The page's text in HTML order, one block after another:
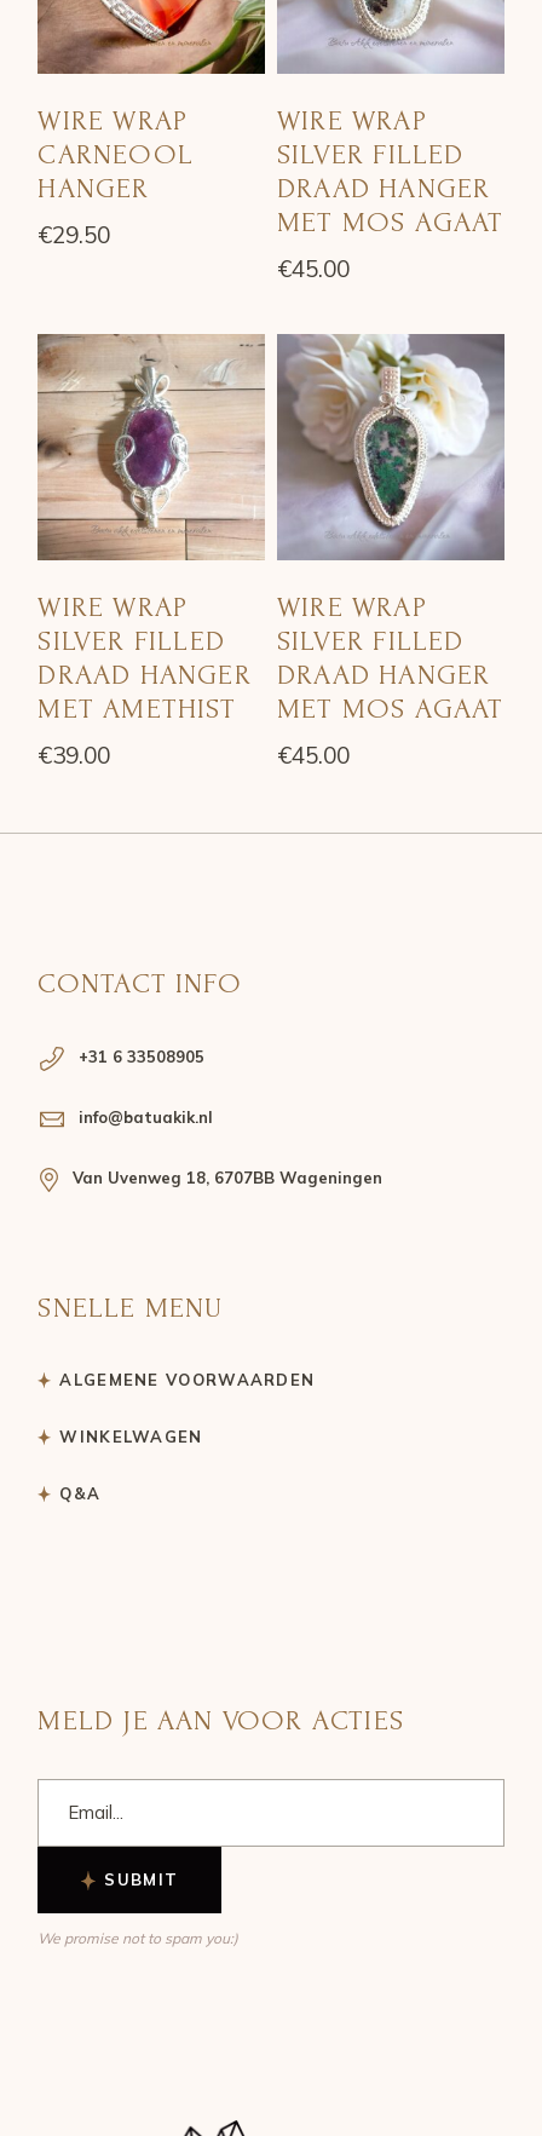
WIRE WRAP
CARNEOOL
HANGER
€29.50
WIRE WRAP
SILVER FILLED
DRAAD HANGER
MET MOS AGAAT
€45.00
WIRE WRAP
SILVER FILLED
DRAAD HANGER
MET AMETHIST
€39.00
WIRE WRAP
SILVER FILLED
DRAAD HANGER
MET MOS AGAAT
€45.00
CONTACT INFO
+31 6 33508905
info@batuakik.nl
Van Uvenweg 18, 6707BB Wageningen
SNELLE MENU
ALGEMENE VOORWAARDEN
WINKELWAGEN
Q&A
MELD JE AAN VOOR ACTIES
SUBMIT
We promise not to spam you:)